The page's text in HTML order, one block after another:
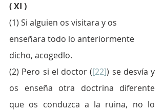
( XI )
(1) Si alguien os visitara y os
enseñara todo lo anteriormente
dicho, acogedlo.
(2) Pero si el doctor ([22]) se desvía y
os enseña otra doctrina diferente
que os conduzca a la ruina, no lo